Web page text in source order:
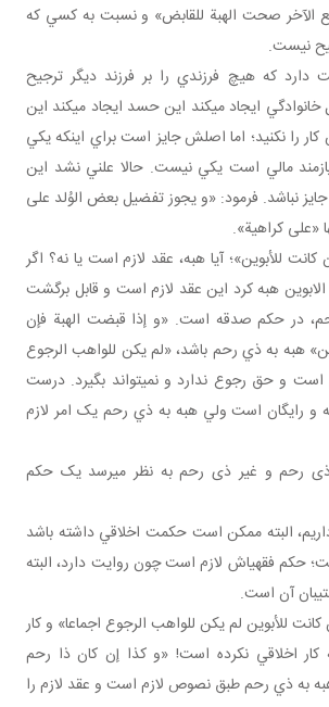
الآخر صحت الهبة للقابض» و نسبت به کسي که
نيست.
دارد که هيچ فرزندي را بر فرزند ديگر ترجيح
ايجاد مي کند اين حسد ايجاد مي کند اين
کار را نکنيد؛ اما اصلش جايز است براي اينکه يکي
مالي است يکي نيست. حالا علني نشد اين
نباشد. فرمود: «و يجوز تفضيل بعض الوُلد علی
«علی كراهية».
للأبوين»؛ آيا هبه، عقد لازم است يا نه؟ اگر
هبه کرد اين عقد لازم است و قابل برگشت
در حکم صدقه است. «و إذا قبضت الهبة فإن
هبه به ذي رحم باشد، «لم يكن للواهب الرجوع
است و حق رجوع ندارد و نمي تواند بگيرد. درست
رايگان است ولي هبه به ذي رحم يک امر لازم
رحم و غير ذی رحم به نظر می­رسد يک حکم
البته ممکن است حکمت اخلاقي داشته باشد
فقهي اش لازم است چون روايت دارد، البته
آن است.
للأبوين لم يکن للواهب الرجوع اجماعا» و کار
اخلاقي نکرده است! «و كذا إن كان ذا رحم
به ذي رحم طبق نصوص لازم است و عقد لازم را